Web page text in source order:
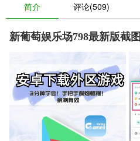
简介 评论(509)
新葡萄娱乐场798最新版截图